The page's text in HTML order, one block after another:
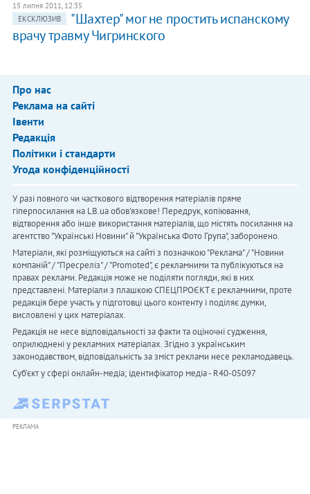
15 липня 2011, 12:35
ЕКСКЛЮЗИВ
"Шахтер" мог не простить испанскому
врачу травму Чигринского
Про нас
Реклама на сайті
Івенти
Редакція
Політики і стандарти
Угода конфіденційності
У разі повного чи часткового відтворення матеріалів пряме
гіперпосилання на LB.ua обов'язкове! Передрук, копіювання,
відтворення або інше використання матеріалів, що містять посилання на
агентство "Українськi Новини" й "Українська Фото Група", заборонено.
Матеріали, які розміщуються на сайті з позначкою "Реклама" / "Новини
компаній" / "Пресреліз" / "Promoted", є рекламними та публікуються на
правах реклами. Редакція може не поділяти погляди, які в них
представлені. Матеріали з плашкою СПЕЦПРОЄКТ є рекламними, проте
редакція бере участь у підготовці цього контенту і поділяє думки,
висловлені у цих матеріалах.
Редакція не несе відповідальності за факти та оціночні судження,
оприлюднені у рекламних матеріалах. Згідно з українським
законодавством, відповідальність за зміст реклами несе рекламодавець.
Cуб'єкт у сфері онлайн-медіа; ідентифікатор медіа - R40-05097
РЕКЛАМА